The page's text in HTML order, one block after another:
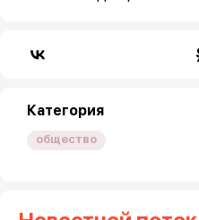
Категория
общество